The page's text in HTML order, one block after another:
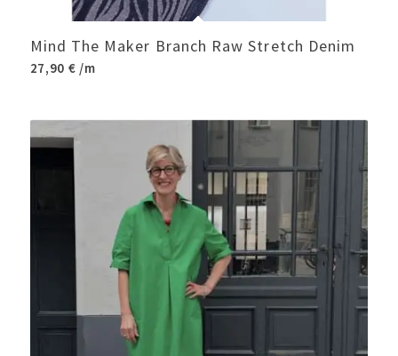
Mind The Maker Branch Raw Stretch Denim
27,90 € /m